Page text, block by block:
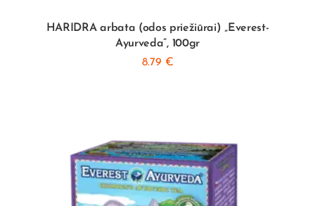
HARIDRA arbata (odos priežiūrai) „Everest-
Ayurveda”, 100gr
8.79 €